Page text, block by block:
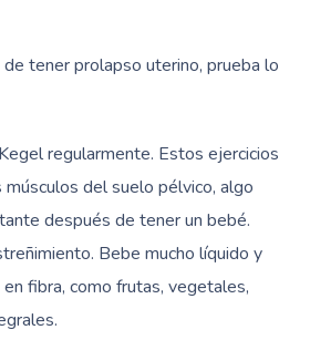
tener prolapso uterino, prueba lo
regularmente. Estos ejercicios
del suelo pélvico, algo
después de tener un bebé.
Bebe mucho líquido y
fibra, como frutas, vegetales,